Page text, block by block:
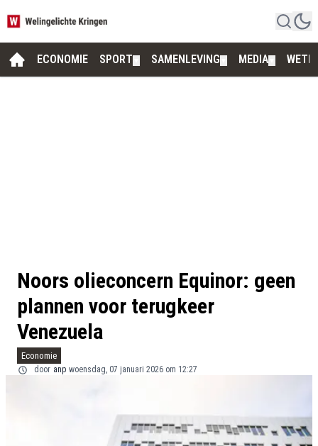
ECONOMIE SPORT SAMENLEVING MEDIA
Noors olieconcern Equinor: geen
plannen voor terugkeer
Venezuela
Economie
door anp woensdag, 07 januari 2026 om 12:27